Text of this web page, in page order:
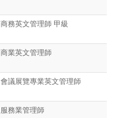
商務英文管理師 甲級
商業英文管理師
會議展覽專業英文管理師
服務業管理師